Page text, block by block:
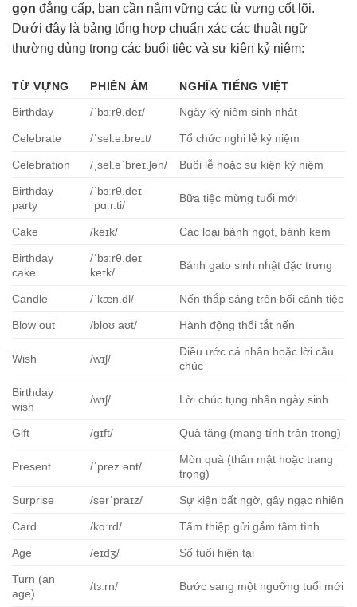
gọn đẳng cấp, bạn cần nắm vững các từ vựng cốt lõi.
Dưới đây là bảng tổng hợp chuẩn xác các thuật ngữ
thường dùng trong các buổi tiệc và sự kiện kỷ niệm:
TỪ VỰNG PHIÊN ÂM
NGHĨA TIẾNG VIỆT
Birthday
/ˈbɜːrθ.deɪ/ Ngày kỷ niệm sinh nhật
Celebrate /ˈsel.ə.breɪt/ Tổ chức nghi lễ kỷ niệm
Celebration /ˌsel.əˈbreɪ.ʃən/ Buổi lễ hoặc sự kiện kỷ niệm
Birthday
party
/ˈbɜːrθ.deɪ
ˈpɑːr.ti/
Bữa tiệc mừng tuổi mới
Cake /keɪk/ Các loại bánh ngọt, bánh kem
Birthday
cake
/ˈbɜːrθ.deɪ
keɪk/
Bánh gato sinh nhật đặc trưng
Candle /ˈkæn.dl/ Nến thắp sáng trên bối cảnh tiệc
Blow out /bloʊ aʊt/ Hành động thổi tắt nến
Wish /wɪʃ/
Điều ước cá nhân hoặc lời cầu
chúc
Birthday
wish
/wɪʃ/ Lời chúc tụng nhân ngày sinh
Gift /ɡɪft/ Quà tặng (mang tính trân trọng)
Present /ˈprez.ənt/
Mòn quà (thân mật hoặc trang
trọng)
Surprise /sərˈpraɪz/ Sự kiện bất ngờ, gây ngạc nhiên
Card /kɑːrd/ Tấm thiệp gửi gắm tâm tình
Age /eɪdʒ/ Số tuổi hiện tại
Turn (an
age)
/tɜːrn/ Bước sang một ngưỡng tuổi mới